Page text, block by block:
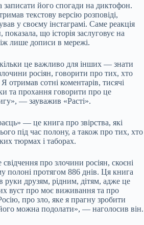
його спогади на диктофон.
текстову версію розповіді,
у своєму інстаграмі. Саме реакція
що історія заслуговує на
лише дописи в мережі.
це важливо для інших — знати
росіян, говорити про тих, хто
отримав сотні коментарів, тисячі
та прохання говорити про це
— зауважив «Расті».
— це книга про звірства, які
під час полону, а також про тих, хто
тюрмах і таборах.
про злочини росіян, скоєні
полоні протягом 886 днів. Ця книга
руки друзям, рідним, дітям, адже це
вуст про моє виживання та про
про зло, яке я прагну зробити
можна подолати», — наголосив він.